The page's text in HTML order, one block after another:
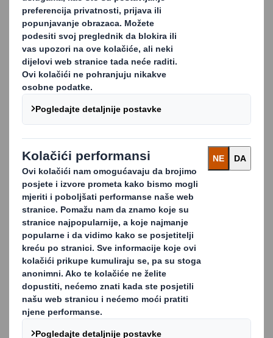
Kompletna usluga
Kompletne integrirane usluge recikliranja i
gospodarenja otpadom tvrtke DS Smith
omogućuju vam da se bez brige usmjerite na
ključne poslovne aktivnosti istovremeno
zadržavajući svoje troškove niskima te vas
podržava u postizanju vaših ciljeva recikliranja
i održivosti.
KONTAKTIRAJTE NAS
S 40 godina iskustva koje imamo u preusmjeravanju
otpada s odlagališta te unaprjeđivanju recikliranja,
možete imati povjerenja u to da ćemo se pobrinuti za
sve vaše potrebe recikliranja i gospodarenja otpadom.